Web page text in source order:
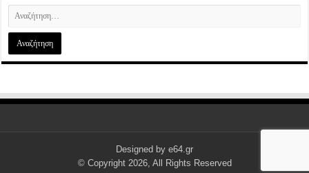
Designed by e64.gr
© Copyright 2026, All Rights Reserved